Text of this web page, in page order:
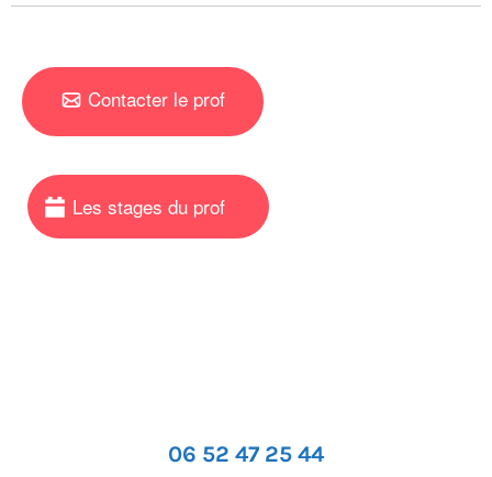
Contacter le prof
06 52 47 25 44